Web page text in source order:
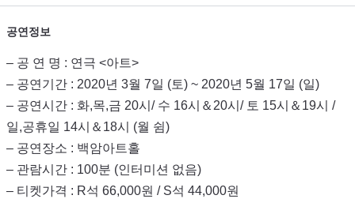
공연정보
– 공 연 명 : 연극 <아트>
– 공연기간 : 2020년 3월 7일 (토) ~ 2020년 5월 17일 (일)
– 공연시간 : 화,목,금 20시/ 수 16시＆20시/ 토 15시＆19시 /
일,공휴일 14시＆18시 (월 쉼)
– 공연장소 : 백암아트홀
– 관람시간 : 100분 (인터미션 없음)
– 티켓가격 : R석 66,000원 / S석 44,000원